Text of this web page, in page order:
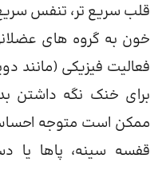
قلب سریع تر، تنفس
خون به گروه های
فعالیت فیزیکی (مانند
برای خنک نگه داشتن
ممکن است متوجه
قفسه سینه، پاها